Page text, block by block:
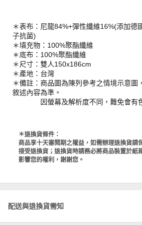
＊表布：尼龍84%+彈性纖維16%(添加德
子抗菌)
＊填充物：100%聚酯纖維
＊底布：100%聚酯纖維
＊尺寸：雙人150x186cm
＊產地：台灣
＊備註：商品圖為陳列參考之情境示意圖
敘述內容為準。
因螢幕及解析度不同，難免會有色
＊退換貨條件：
商品享十天審閱期之權益，如需辦理退換貨請
接受退換貨；退換貨時請務必將商品裝置於紙
影響您的權利，謝謝您。
配送與退換貨需知